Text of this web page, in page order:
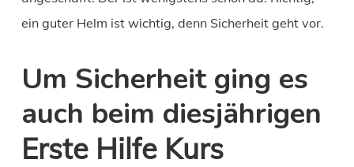
ein guter Helm ist wichtig, denn Sicherheit geht vor.
Um Sicherheit ging es
auch beim diesjährigen
Erste Hilfe Kurs